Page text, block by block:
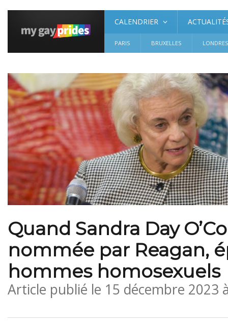
CALENDRIER
PARIS BRUXELLES LONDRES
Quand Sandra Day
nommée par Reagan,
hommes homosexuels
Article publié le 15 décembre 2023